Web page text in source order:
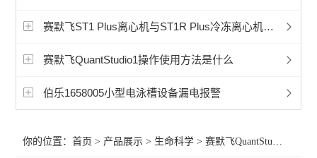
宏石实时荧光定量PCR
BioRad伯乐PTC Tempo梯度pcr
赛默飞311二氧化碳CO2培养箱
赛默飞ST1 Plus离心机与ST1R Plus冷冻离心机对比
赛默飞QuantStudio1操作使用方法是什么
伯乐1658005小型电泳槽设备漏电报警
你的位置：首页 > 产品展示 > 生命科学 >赛默飞QuantStudio3 PCR